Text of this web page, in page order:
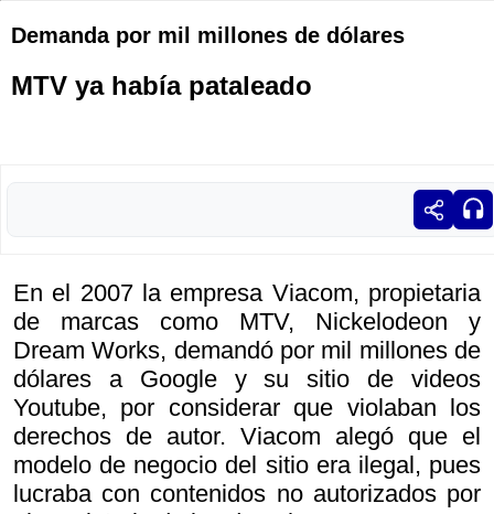
Demanda por mil millones de dólares
MTV ya había pataleado
En el 2007 la empresa Viacom, propietaria
de marcas como MTV, Nickelodeon y
Dream Works, demandó por mil millones de
dólares a Google y su sitio de videos
Youtube, por considerar que violaban los
derechos de autor. Viacom alegó que el
modelo de negocio del sitio era ilegal, pues
lucraba con contenidos no autorizados por